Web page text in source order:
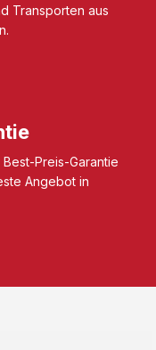
Transporten aus
Preis-Garantie
Angebot in